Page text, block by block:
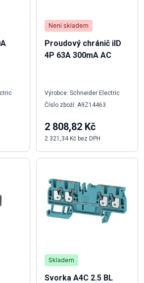
Není skladem
Proudový chránič iID
4P 63A 300mA AC
Výrobce: Schneider Electric
Číslo zboží: A9Z14463
2 808,82 Kč
2 321,34 Kč bez DPH
Skladem
Svorka A4C 2.5 BL